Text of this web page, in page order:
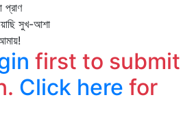
প্রাণ
সুখ-আশা
first to submit
Click here for